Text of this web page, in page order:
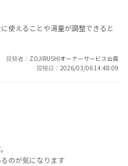
使えることや湯量が調整できると
投稿者
ZOJIRUSHIオーナーサービス会員
投稿日
2026/03/06 14:48:09
のが気になります